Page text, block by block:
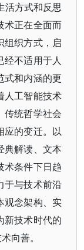
活方式和反思
术正在全面而
组织方式，启
经不适用于人
式和内涵的更
人工智能技术
传统哲学社会
应的变迁。以
典解读、文本
术条件下日趋
于与技术前沿
观念架构、实
新技术时代的
向善。